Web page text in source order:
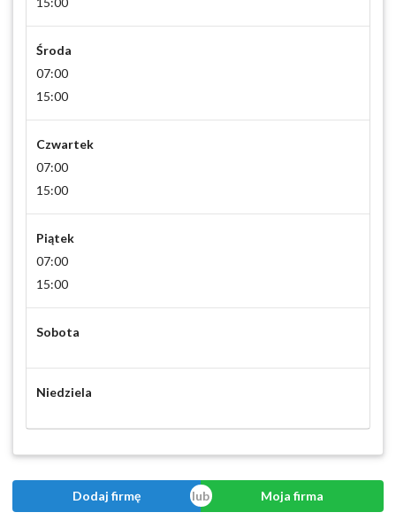
Środa
07:00
15:00
Czwartek
07:00
15:00
Piątek
07:00
15:00
Sobota
Niedziela
Dodaj firmę Moja firma